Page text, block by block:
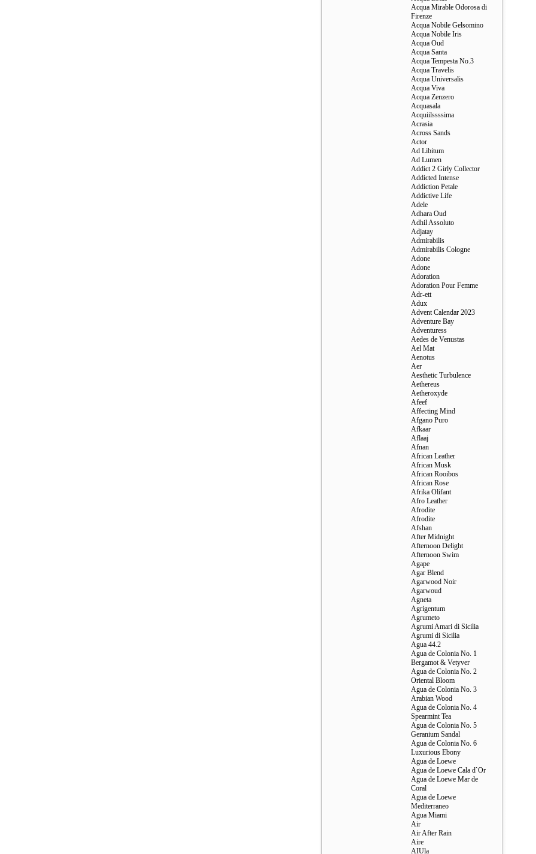
Acqua Mirable Odorosa di
Firenze
Acqua Nobile Gelsomino
Acqua Nobile Iris
Acqua Oud
Acqua Santa
Acqua Tempesta No.3
Acqua Travelis
Acqua Universalis
Acqua Viva
Acqua Zenzero
Acquasala
Acquiilssssima
Acrasia
Across Sands
Actor
Ad Libitum
Ad Lumen
Addict 2 Girly Collector
Addicted Intense
Addiction Petale
Addictive Life
Adele
Adhara Oud
Adhil Assoluto
Adjatay
Admirabilis
Admirabilis Cologne
Adone
Adone
Adoration
Adoration Pour Femme
Adr-ett
Adux
Advent Calendar 2023
Adventure Bay
Adventuress
Aedes de Venustas
Ael Mat
Aenotus
Aer
Aesthetic Turbulence
Aethereus
Aetheroxyde
Afeef
Affecting Mind
Afgano Puro
Afkaar
Aflaaj
Afnan
African Leather
African Musk
African Rooibos
African Rose
Afrika Olifant
Afro Leather
Afrodite
Afrodite
Afshan
After Midnight
Afternoon Delight
Afternoon Swim
Agape
Agar Blend
Agarwood Noir
Agarwoud
Agneta
Agrigentum
Agrumeto
Agrumi Amari di Sicilia
Agrumi di Sicilia
Agua 44.2
Agua de Colonia No. 1
Bergamot & Vetyver
Agua de Colonia No. 2
Oriental Bloom
Agua de Colonia No. 3
Arabian Wood
Agua de Colonia No. 4
Spearmint Tea
Agua de Colonia No. 5
Geranium Sandal
Agua de Colonia No. 6
Luxurious Ebony
Agua de Loewe
Agua de Loewe Cala d`Or
Agua de Loewe Mar de
Coral
Agua de Loewe
Mediterraneo
Agua Miami
Air
Air After Rain
Aire
AIUla